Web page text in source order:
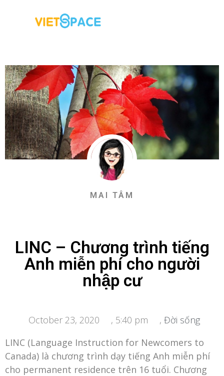
MAI TÂM
LINC – Chương trình tiếng
Anh miễn phí cho người
nhập cư
October 23, 2020 , 5:40 pm , Đời sống
LINC (Language Instruction for Newcomers to
Canada) là chương trình dạy tiếng Anh miễn phí
cho permanent residence trên 16 tuổi. Chương